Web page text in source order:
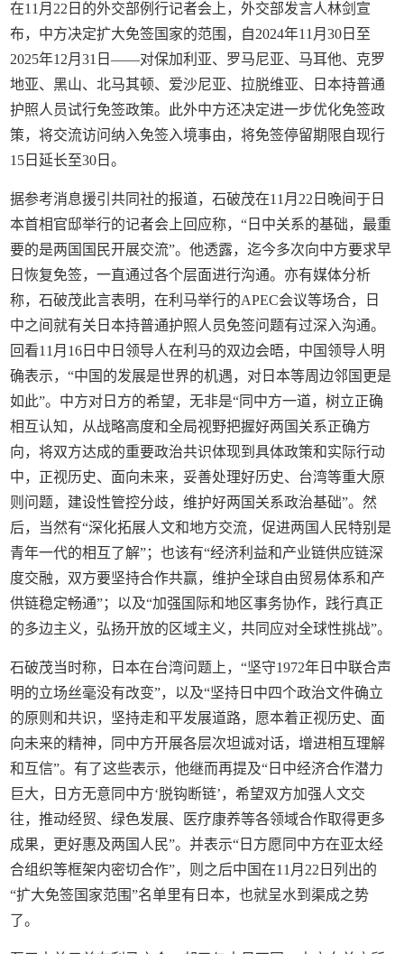
在11月22日的外交部例行记者会上，外交部发言人林剑宣
布，中方决定扩大免签国家的范围，自2024年11月30日至
2025年12月31日——对保加利亚、罗马尼亚、马耳他、克罗
地亚、黑山、北马其顿、爱沙尼亚、拉脱维亚、日本持普通
护照人员试行免签政策。此外中方还决定进一步优化免签政
策，将交流访问纳入免签入境事由，将免签停留期限自现行
15日延长至30日。
据参考消息援引共同社的报道，石破茂在11月22日晚间于日
本首相官邸举行的记者会上回应称，“日中关系的基础，最重
要的是两国国民开展交流”。他透露，迄今多次向中方要求早
日恢复免签，一直通过各个层面进行沟通。亦有媒体分析
称，石破茂此言表明，在利马举行的APEC会议等场合，日
中之间就有关日本持普通护照人员免签问题有过深入沟通。
回看11月16日中日领导人在利马的双边会晤，中国领导人明
确表示，“中国的发展是世界的机遇，对日本等周边邻国更是
如此”。中方对日方的希望，无非是“同中方一道，树立正确
相互认知，从战略高度和全局视野把握好两国关系正确方
向，将双方达成的重要政治共识体现到具体政策和实际行动
中，正视历史、面向未来，妥善处理好历史、台湾等重大原
则问题，建设性管控分歧，维护好两国关系政治基础”。然
后，当然有“深化拓展人文和地方交流，促进两国人民特别是
青年一代的相互了解”；也该有“经济利益和产业链供应链深
度交融，双方要坚持合作共赢，维护全球自由贸易体系和产
供链稳定畅通”；以及“加强国际和地区事务协作，践行真正
的多边主义，弘扬开放的区域主义，共同应对全球性挑战”。
石破茂当时称，日本在台湾问题上，“坚守1972年日中联合声
明的立场丝毫没有改变”，以及“坚持日中四个政治文件确立
的原则和共识，坚持走和平发展道路，愿本着正视历史、面
向未来的精神，同中方开展各层次坦诚对话，增进相互理解
和互信”。有了这些表示，他继而再提及“日中经济合作潜力
巨大，日方无意同中方‘脱钩断链’，希望双方加强人文交
往，推动经贸、绿色发展、医疗康养等各领域合作取得更多
成果，更好惠及两国人民”。并表示“日方愿同中方在亚太经
合组织等框架内密切合作”，则之后中国在11月22日列出的
“扩大免签国家范围”名单里有日本，也就呈水到渠成之势
了。